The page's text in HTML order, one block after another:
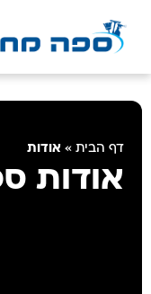
דף הבית » אודות
אודות